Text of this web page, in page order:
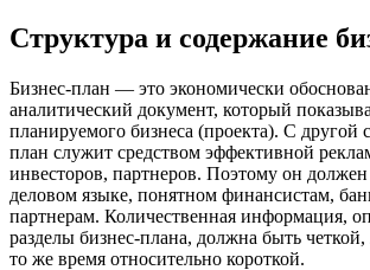
Структура и содержание
Бизнес-план — это экономически
аналитический документ, который
планируемого бизнеса (проекта). С другой
план служит средством эффективной
инвесторов, партнеров. Поэтому он
деловом языке, понятном финансистам,
партнерам. Количественная информация,
разделы бизнес-плана, должна быть
то же время относительно короткой.